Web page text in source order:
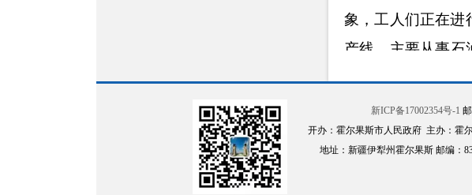
重点领域
行政事业性收费
象，工人们正在进
产线，主要从事石
用金属制品、塑料
新疆正良管业
装到位，主体验
些就业岗位，基
新ICP备17002354号-1
开办：霍尔果斯市人民政府 主办：霍
地址：新疆伊犁州霍尔果斯 邮编：